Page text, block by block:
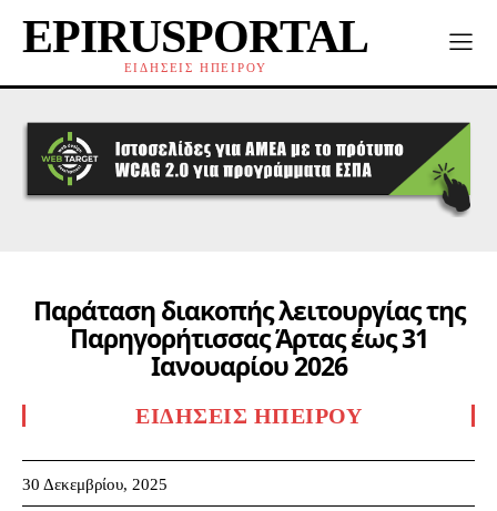
EPIRUSPORTAL
ΕΙΔΗΣΕΙΣ ΗΠΕΙΡΟΥ
Παράταση διακοπής λειτουργίας της
Παρηγορήτισσας Άρτας έως 31
Ιανουαρίου 2026
ΕΙΔΉΣΕΙΣ ΗΠΕΊΡΟΥ
30 Δεκεμβρίου, 2025